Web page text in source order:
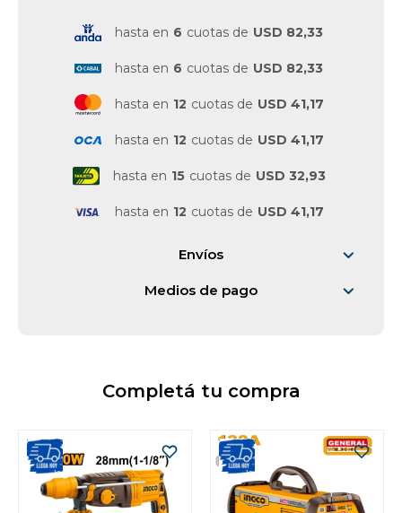
hasta en 6 cuotas de USD 82,33
hasta en 6 cuotas de USD 82,33
hasta en 12 cuotas de USD 41,17
hasta en 12 cuotas de USD 41,17
hasta en 15 cuotas de USD 32,93
hasta en 12 cuotas de USD 41,17
Envíos
Medios de pago
Completá tu compra